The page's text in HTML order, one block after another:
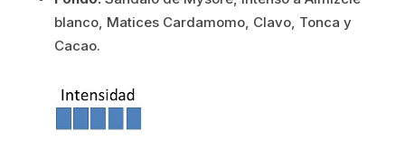
blanco, Matices Cardamomo, Clavo, Tonca y
Cacao.